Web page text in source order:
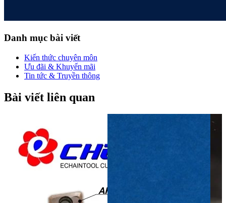
Danh mục bài viết
Kiến thức chuyên môn
Ưu đãi & Khuyến mãi
Tin tức & Truyền thông
Bài viết liên quan